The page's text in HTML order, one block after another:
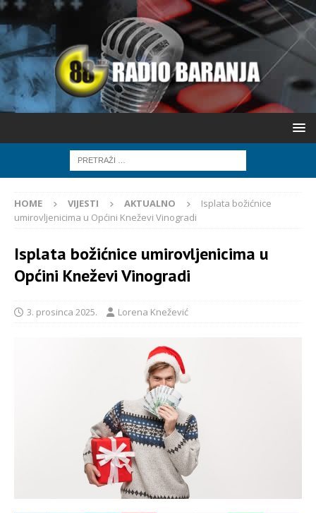
HOME VIJESTI AKTUALNO
Isplata božićnice
umirovljenicima u Općini Kneževi Vinogradi
Isplata božićnice umirovljenicima u
Općini Kneževi Vinogradi
3. prosinca 2025. Lorena Knežević